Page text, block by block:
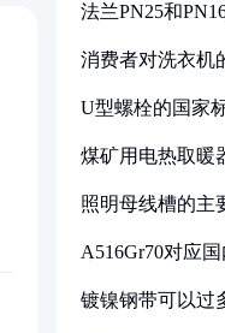
法兰PN25和
消费者对洗衣机
U型螺栓的国家
煤矿用电热取暖
照明母线槽的主
A516Gr70对应
镀镍钢带可以过